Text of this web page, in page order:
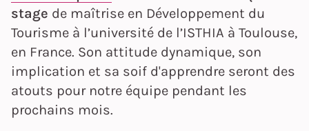
stage de maîtrise en Développement du
Tourisme à l’université de l’ISTHIA à Toulouse,
en France. Son attitude dynamique, son
implication et sa soif d'apprendre seront des
atouts pour notre équipe pendant les
prochains mois.